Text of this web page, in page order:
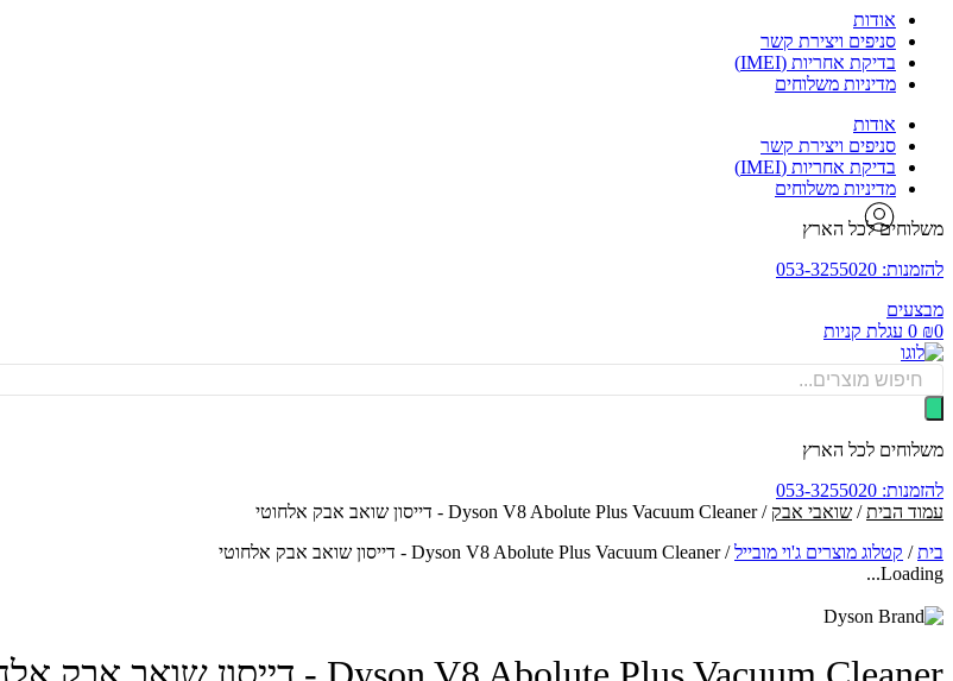
אודות
סניפים ויצירת קשר
בדיקת אחריות (IMEI)
מדיניות משלוחים
אודות
סניפים ויצירת קשר
בדיקת אחריות (IMEI)
מדיניות משלוחים
משלוחים לכל הארץ
להזמנות: 053-3255020
מבצעים
₪0
0 עגלת קניות
Products
search
משלוחים לכל הארץ
להזמנות: 053-3255020
עמוד הבית/ שואבי אבק / Dyson V8 Abolute Plus Vacuum Cleaner - דייסון שואב אבק אלחוטי
בית/ קטלוג מוצרים ג'וי מובייל/Dyson V8 Abolute Plus Vacuum Cleaner - דייסון שואב אבק אלחוטי
Loading...